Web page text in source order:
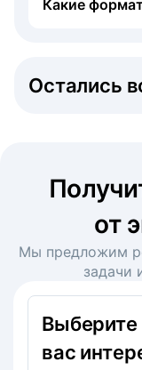
Какие
Остались
от
Мы предложим
задачи
вас